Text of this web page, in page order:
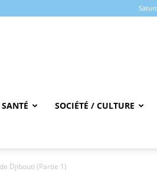
SANTÉ SOCIÉTÉ / CULTURE
Djibouti (Partie 1)